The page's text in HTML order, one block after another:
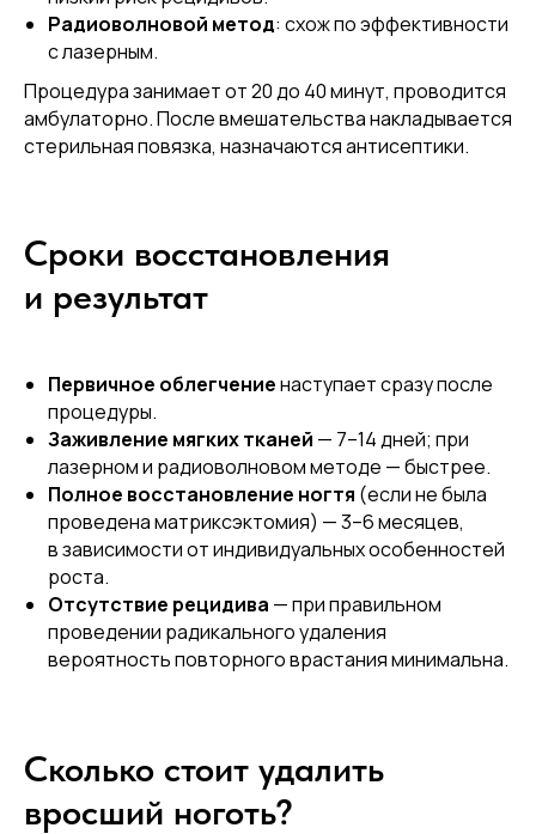
Радиоволновой метод: схож по эффективности
с лазерным.
Процедура занимает от 20 до 40 минут, проводится
амбулаторно. После вмешательства накладывается
стерильная повязка, назначаются антисептики.
Сроки восстановления
и результат
Первичное облегчениенаступает сразу после
процедуры.
Заживление мягких тканей — 7–14 дней; при
лазерном и радиоволновом методе — быстрее.
Полное восстановление ногтя (если не была
проведена матриксэктомия) — 3–6 месяцев,
в зависимости от индивидуальных особенностей
роста.
Отсутствие рецидива — при правильном
проведении радикального удаления
вероятность повторного врастания минимальна.
Сколько стоит удалить
вросший ноготь?
России, Испании, Германии
20лет
в ногтевом сервисе
14 лет
Смотреть
дипломы